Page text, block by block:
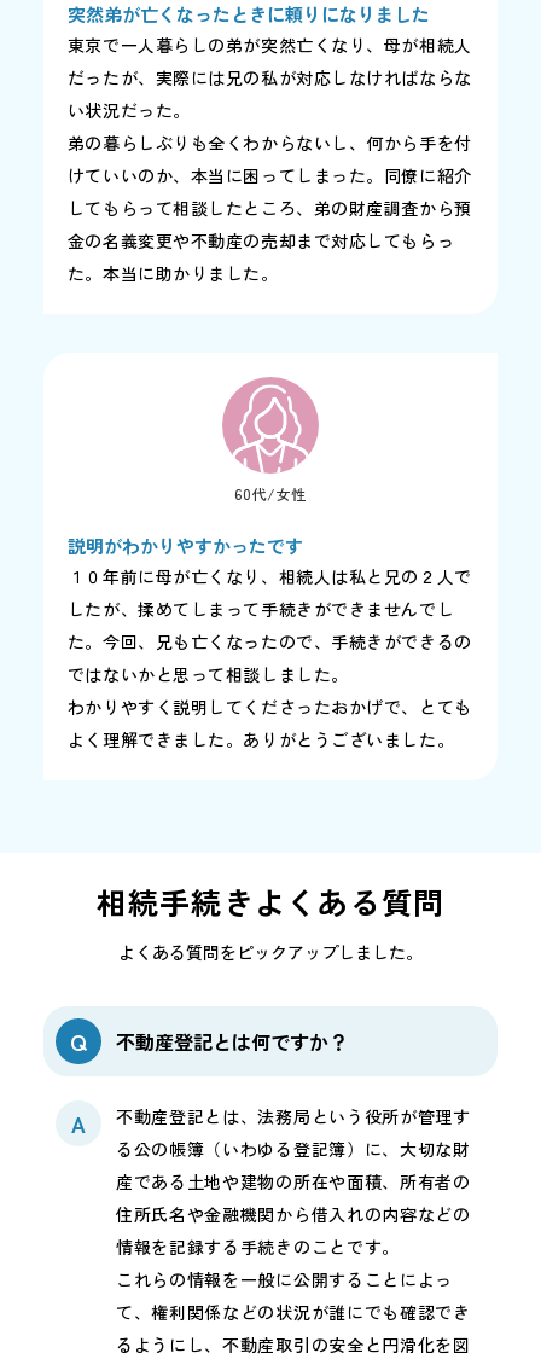
突然弟が亡くなったときに頼りになりました
東京で一人暮らしの弟が突然亡くなり、母が相続人
だったが、実際には兄の私が対応しなければならな
い状況だった。
弟の暮らしぶりも全くわからないし、何から手を付
けていいのか、本当に困ってしまった。同僚に紹介
してもらって相談したところ、弟の財産調査から預
金の名義変更や不動産の売却まで対応してもらっ
た。本当に助かりました。
60代/女性
説明がわかりやすかったです
１０年前に母が亡くなり、相続人は私と兄の２人で
したが、揉めてしまって手続きができませんでし
た。今回、兄も亡くなったので、手続きができるの
ではないかと思って相談しました。
わかりやすく説明してくださったおかげで、とても
よく理解できました。ありがとうございました。
相続手続きよくある質問
よくある質問をピックアップしました。
Q 不動産登記とは何ですか？
A
不動産登記とは、法務局という役所が管理す
る公の帳簿（いわゆる登記簿）に、大切な財
産である土地や建物の所在や面積、所有者の
住所氏名や金融機関から借入れの内容などの
情報を記録する手続きのことです。
これらの情報を一般に公開することによっ
て、権利関係などの状況が誰にでも確認でき
るようにし、不動産取引の安全と円滑化を図